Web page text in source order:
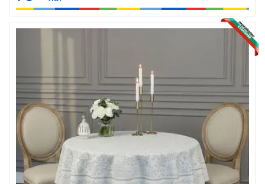
тишлайфери